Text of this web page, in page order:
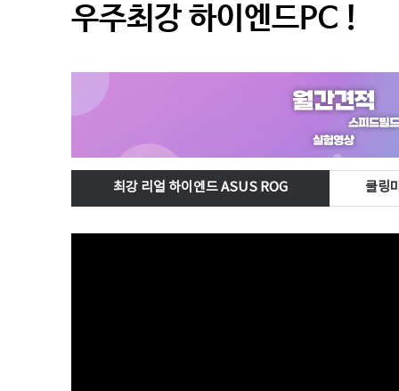
우주최강 하이엔드PC !
최강 리얼 하이엔드 ASUS ROG 쿨링